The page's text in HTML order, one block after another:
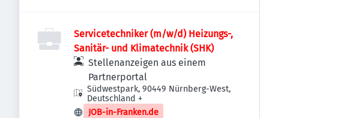
Servicetechniker (m/w/d) Heizungs-,
Sanitär- und Klimatechnik (SHK)
Stellenanzeigen aus einem
Partnerportal
Südwestpark, 90449 Nürnberg-West,
Deutschland +
JOB-in-Franken.de